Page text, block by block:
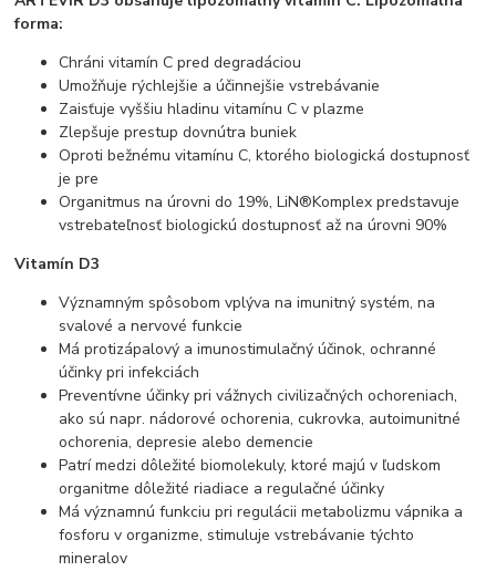
forma:
Chráni vitamín C pred degradáciou
Umožňuje rýchlejšie a účinnejšie vstrebávanie
Zaisťuje vyššiu hladinu vitamínu C v plazme
Zlepšuje prestup dovnútra buniek
Oproti bežnému vitamínu C, ktorého biologická dostupnosť
je pre
Organitmus na úrovni do 19%, LiN®Komplex predstavuje
vstrebateľnosť biologickú dostupnosť až na úrovni 90%
Vitamín D3
Významným spôsobom vplýva na imunitný systém, na
svalové a nervové funkcie
Má protizápalový a imunostimulačný účinok, ochranné
účinky pri infekciách
Preventívne účinky pri vážnych civilizačných ochoreniach,
ako sú napr. nádorové ochorenia, cukrovka, autoimunitné
ochorenia, depresie alebo demencie
Patrí medzi dôležité biomolekuly, ktoré majú v ľudskom
organitme dôležité riadiace a regulačné účinky
Má významnú funkciu pri regulácii metabolizmu vápnika a
fosforu v organizme, stimuluje vstrebávanie týchto
mineralov